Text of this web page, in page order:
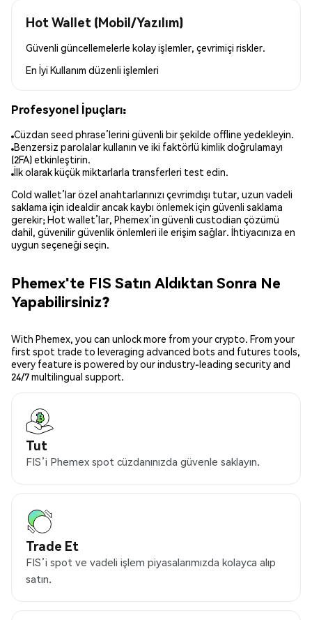
Hot Wallet (Mobil/Yazılım)
Güvenli güncellemelerle kolay işlemler, çevrimiçi riskler.
En İyi Kullanım düzenli işlemleri
Profesyonel İpuçları:
Cüzdan seed phrase’lerini güvenli bir şekilde offline yedekleyin.
Benzersiz parolalar kullanın ve iki faktörlü kimlik doğrulamayı
(2FA) etkinleştirin.
İlk olarak küçük miktarlarla transferleri test edin.
Cold wallet’lar özel anahtarlarınızı çevrimdışı tutar, uzun vadeli
saklama için idealdir ancak kaybı önlemek için güvenli saklama
gerekir; Hot wallet’lar, Phemex’in güvenli custodian çözümü
dahil, güvenilir güvenlik önlemleri ile erişim sağlar. İhtiyacınıza en
uygun seçeneği seçin.
Phemex'te FIS Satın Aldıktan Sonra Ne
Yapabilirsiniz?
With Phemex, you can unlock more from your crypto. From your
first spot trade to leveraging advanced bots and futures tools,
every feature is powered by our industry-leading security and
24/7 multilingual support.
Tut
FIS’i Phemex spot cüzdanınızda güvenle saklayın.
Trade Et
FIS’i spot ve vadeli işlem piyasalarımızda kolayca alıp
satın.